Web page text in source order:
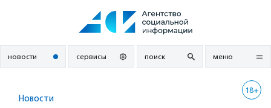
новости сервисы поиск меню
18+
Новости